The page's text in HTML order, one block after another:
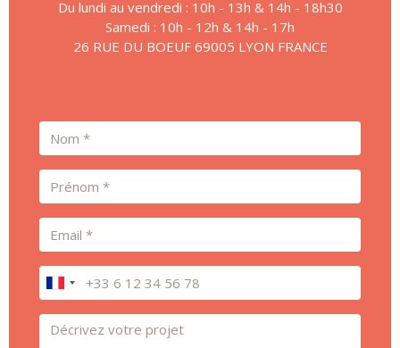
Du lundi au vendredi : 10h - 13h & 14h - 18h30
Samedi : 10h - 12h & 14h - 17h
26 RUE DU BOEUF 69005 LYON FRANCE
Nom
Prénom
Email
Téléphone
Message *